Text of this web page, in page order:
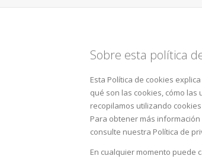
Sobre esta política
Esta Política de cookies
qué son las cookies, cómo
recopilamos utilizando
Para obtener más
consulte nuestra Política de
En cualquier momento puede